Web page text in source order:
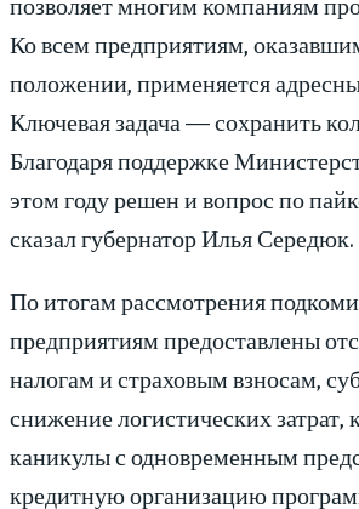
Ко всем предприятиям,
положении, применяется
Ключевая задача — сохранить
Благодаря поддержке
этом году решен и вопрос по
сказал губернатор Илья Середюк.
По итогам рассмотрения
предприятиям предоставлены
налогам и страховым взносам,
снижение логистических затрат,
каникулы с одновременным
кредитную организацию